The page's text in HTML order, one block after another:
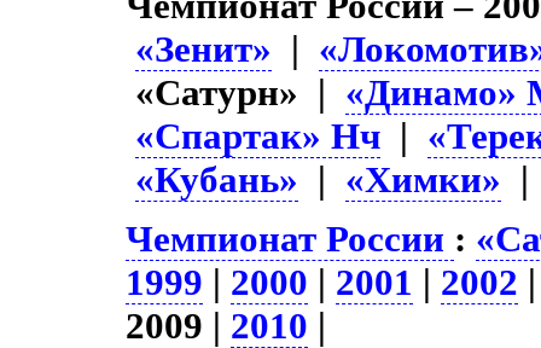
«Зенит» |
«Сатурн» | «Динамо»
«Спартак» Нч |
«Кубань» | «Химки»
Чемпионат России :
1999 | 2000 | 2001 | 2002
2009 | 2010 |